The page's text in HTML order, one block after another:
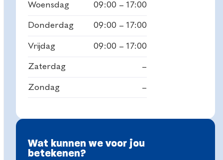
Woensdag 09:00 – 17:00
Donderdag 09:00 – 17:00
Vrijdag 09:00 – 17:00
Zaterdag –
Zondag –
Wat kunnen we voor jou
betekenen?